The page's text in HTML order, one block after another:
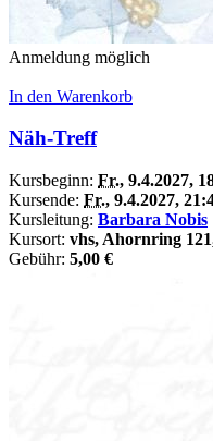
Anmeldung möglich
In den Warenkorb
Näh-Treff
Kursbeginn: Fr., 9.4.2027,
Kursende: Fr., 9.4.2027,
Kursleitung: Barbara Nobis
Kursort: vhs, Ahornring
Gebühr: 5,00 €